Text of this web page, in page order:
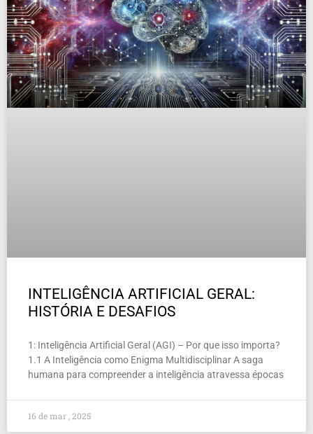
INTELIGÊNCIA ARTIFICIAL GERAL:
HISTÓRIA E DESAFIOS
1: Inteligência Artificial Geral (AGI) – Por que isso importa?
1.1 A Inteligência como Enigma Multidisciplinar A saga
humana para compreender a inteligência atravessa épocas
16 de mar , 2025